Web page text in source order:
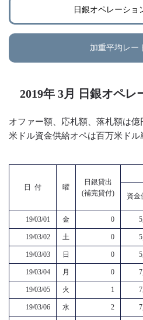
日銀オペレーショ
加重平均レー
2019年 3月 日銀オペレ
オファー額、応札額、落札額は億
米ドル資金供給オペは百万米ドル
日 付 曜
日銀貸出
(補完貸付)
資金
19/03/01 金 0
19/03/02 土 0
19/03/03 日 0
19/03/04 月 0
19/03/05 火 1
19/03/06 水 2